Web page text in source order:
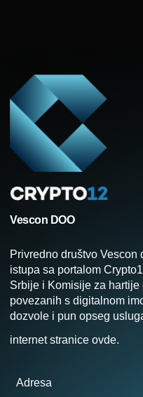
Vescon DOO
Privredno društvo
istupa sa portalom
Srbije i Komisije za
povezanih s digitalnom
dozvole i pun opseg
internet stranice ovde.
Adresa